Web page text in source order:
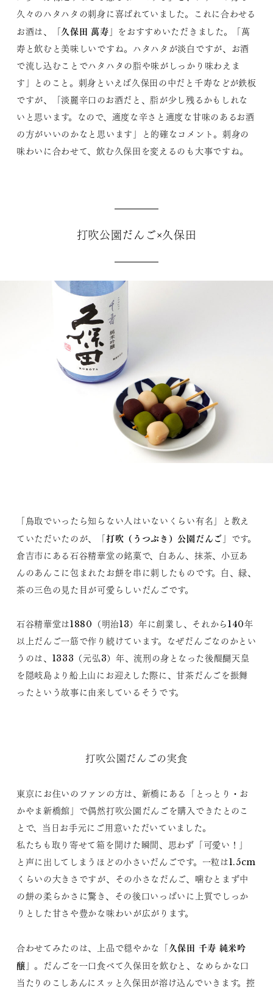
久々のハタハタの刺身に喜ばれていました。これに合わせる
お酒は、「久保田 萬寿 」をおすすめいただきました。「萬
寿と飲むと美味しいですね。ハタハタが淡白ですが、お酒
で流し込むことでハタハタの脂や味がしっかり味わえま
す」とのこと。刺身といえば久保田の中だと千寿などが鉄板
ですが、「淡麗辛口のお酒だと、脂が少し残るかもしれな
いと思います。なので、適度な辛さと適度な甘味のあるお酒
の方がいいのかなと思います」と的確なコメント。刺身の
味わいに合わせて、飲む久保田を変えるのも大事ですね。
打吹公園だんご×久保田
「鳥取でいったら知らない人はいないくらい有名」と教え
ていただいたのが、「打吹（うつぶき）公園だんご 」です。
倉吉市にある石谷精華堂の銘菓で、白あん、抹茶、小豆あ
んのあんこに包まれたお餅を串に刺したものです。白、緑、
茶の三色の見た目が可愛らしいだんごです。
石谷精華堂は1880（明治13）年に創業し、それから140年
以上だんご一筋で作り続けています。なぜだんごなのかとい
うのは、1333（元弘3）年、流刑の身となった後醍醐天皇
を隠岐島より船上山にお迎えした際に、甘茶だんごを振舞
ったという故事に由来しているそうです。
打吹公園だんごの実食
東京にお住いのファンの方は、新橋にある「とっとり・お
かやま新橋館」で偶然打吹公園だんごを購入できたとのこ
とで、当日お手元にご用意いただいていました。
私たちも取り寄せて箱を開けた瞬間、思わず「可愛い！」
と声に出してしまうほどの小さいだんごです。一粒は1.5cm
くらいの大きさですが、その小さなだんご、噛むとまず中
の餅の柔らかさに驚き、その後口いっぱいに上質でしっか
りとした甘さや豊かな味わいが広がります。
合わせてみたのは、上品で穏やかな「久保田 千寿 純米吟
醸 」。だんごを一口食べて久保田を飲むと、なめらかな口
当たりのこしあんにスッと久保田が溶け込んでいきます。控